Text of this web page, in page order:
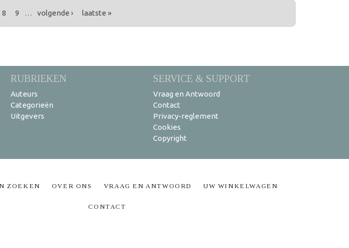
8 9 … volgende › laatste »
RUBRIEKEN
Auteurs
Categorieën
Uitgevers
SERVICE & SUPPORT
Vraag en Antwoord
Contact
Privacy-reglement
Cookies
Copyright
ZOEKEN OVER ONS VRAAG EN ANTWOORD UW WINKELWAGEN
CONTACT